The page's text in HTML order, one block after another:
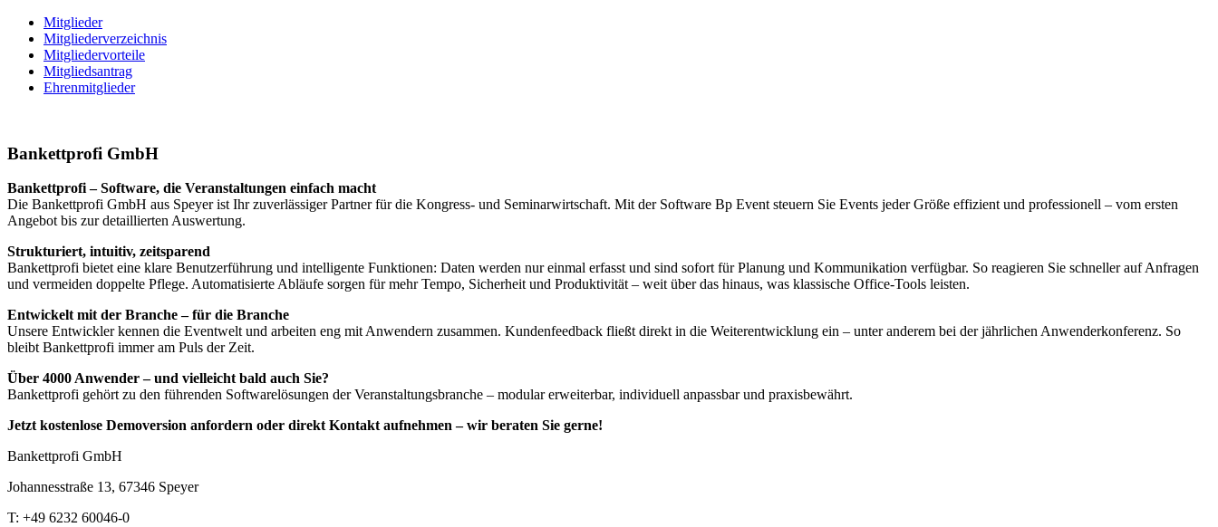
Mitglieder
Mitgliederverzeichnis
Mitgliedervorteile
Mitgliedsantrag
Ehrenmitglieder
Bankettprofi GmbH
Bankettprofi – Software, die Veranstaltungen einfach macht
Die Bankettprofi GmbH aus Speyer ist Ihr zuverlässiger Partner für die Kongress- und Seminarwirtschaft. Mit der Software Bp Event steuern Sie Events jeder Größe effizient und professionell – vom ersten
Angebot bis zur detaillierten Auswertung.
Strukturiert, intuitiv, zeitsparend
Bankettprofi bietet eine klare Benutzerführung und intelligente Funktionen: Daten werden nur einmal erfasst und sind sofort für Planung und Kommunikation verfügbar. So reagieren Sie schneller auf Anfragen
und vermeiden doppelte Pflege. Automatisierte Abläufe sorgen für mehr Tempo, Sicherheit und Produktivität – weit über das hinaus, was klassische Office-Tools leisten.
Entwickelt mit der Branche – für die Branche
Unsere Entwickler kennen die Eventwelt und arbeiten eng mit Anwendern zusammen. Kundenfeedback fließt direkt in die Weiterentwicklung ein – unter anderem bei der jährlichen Anwenderkonferenz. So
bleibt Bankettprofi immer am Puls der Zeit.
Über 4000 Anwender – und vielleicht bald auch Sie?
Bankettprofi gehört zu den führenden Softwarelösungen der Veranstaltungsbranche – modular erweiterbar, individuell anpassbar und praxisbewährt.
Jetzt kostenlose Demoversion anfordern oder direkt Kontakt aufnehmen – wir beraten Sie gerne!
Bankettprofi GmbH
Johannesstraße 13, 67346 Speyer
T: +49 6232 60046-0